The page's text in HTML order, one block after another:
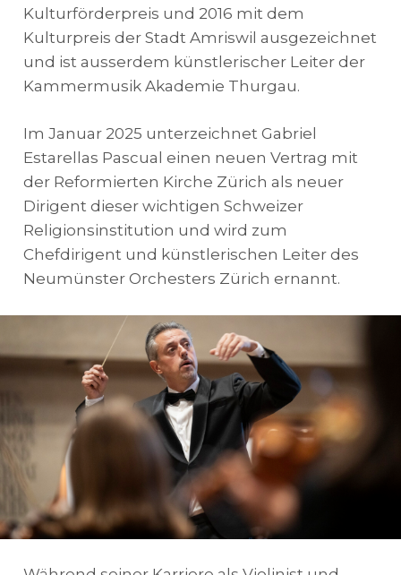
Kulturförderpreis und 2016 mit dem
Kulturpreis der Stadt Amriswil ausgezeichnet
und ist ausserdem künstlerischer Leiter der
Kammermusik Akademie Thurgau.
Im Januar 2025 unterzeichnet Gabriel
Estarellas Pascual einen neuen Vertrag mit
der Reformierten Kirche Zürich als neuer
Dirigent dieser wichtigen Schweizer
Religionsinstitution und wird zum
Chefdirigent und künstlerischen Leiter des
Neumünster Orchesters Zürich ernannt.